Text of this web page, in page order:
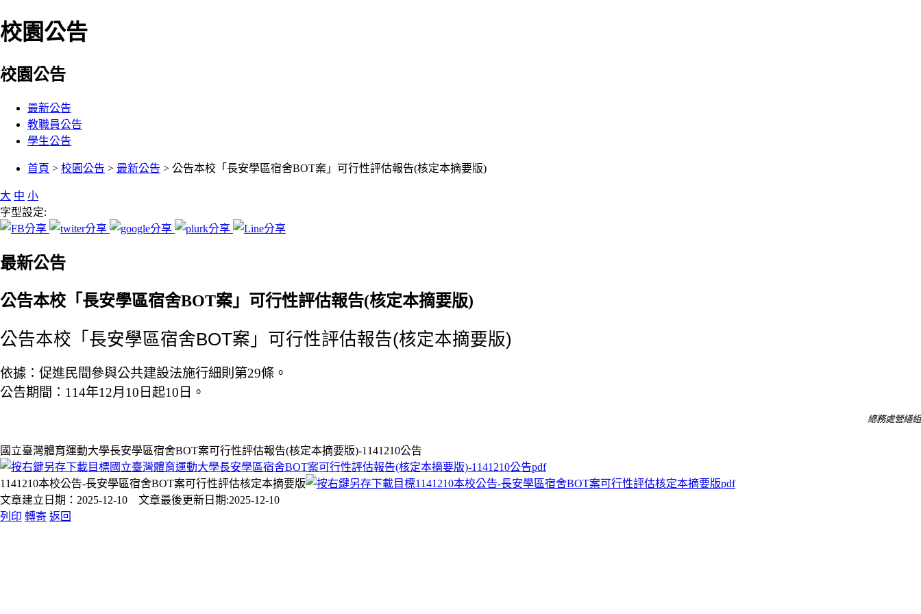
校園公告
:::
校園公告
最新公告
教職員公告
學生公告
首頁 > 校園公告 > 最新公告 > 公告本校「長安學區宿舍BOT案」可行性評估報告(核定本摘要版)
大 中 小
字型設定:
最新公告
公告本校「長安學區宿舍BOT案」可行性評估報告(核定本摘要版)
公告本校「長安學區宿舍BOT案」可行性評估報告(核定本摘要版)
依據：促進民間參與公共建設法施行細則第29條。
公告期間：114年12月10日起10日。
總務處營繕組
國立臺灣體育運動大學長安學區宿舍BOT案可行性評估報告(核定本摘要版)-1141210公告
1141210本校公告-長安學區宿舍BOT案可行性評估核定本摘要版
文章建立日期：2025-12-10 文章最後更新日期:2025-12-10
列印 轉寄 返回